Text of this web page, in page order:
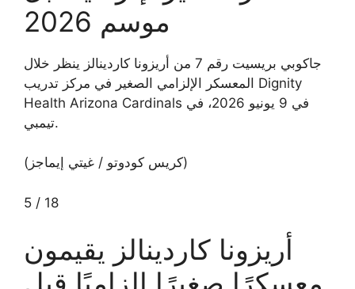
موسم 2026
جاكوبي بريسيت رقم 7 من أريزونا كاردينالز ينظر خلال
المعسكر الإلزامي الصغير في مركز تدريب Dignity
Health Arizona Cardinals في 9 يونيو 2026، في
تيمبي.
(كريس كودوتو / غيتي إيماجز)
5 / 18
أريزونا كاردينالز يقيمون